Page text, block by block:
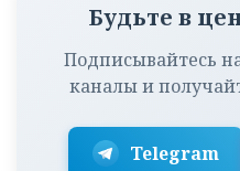
Будьте в
Подписывайтесь
каналы и
Telegram